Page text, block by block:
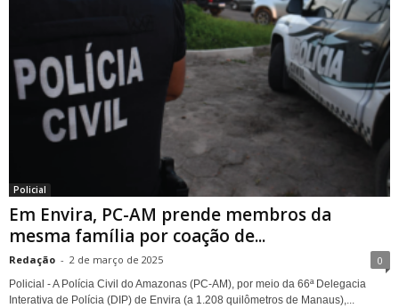
Policial
Em Envira, PC-AM prende membros da
mesma família por coação de...
Redação - 2 de março de 2025 0
Policial - A Polícia Civil do Amazonas (PC-AM), por meio da 66ª Delegacia
Interativa de Polícia (DIP) de Envira (a 1.208 quilômetros de Manaus),...